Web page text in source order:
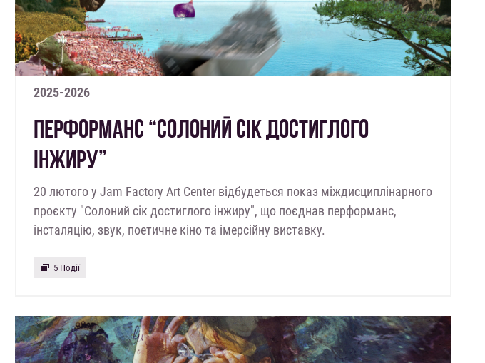
2025-2026
ПЕРФОРМАНС “СОЛОНИЙ СІК ДОСТИГЛОГО
ІНЖИРУ”
20 лютого у Jam Factory Art Center відбудеться показ міждисциплінарного
проєкту "Солоний сік достиглого інжиру", що поєднав перформанс,
інсталяцію, звук, поетичне кіно та імерсійну виставку.
5 Події